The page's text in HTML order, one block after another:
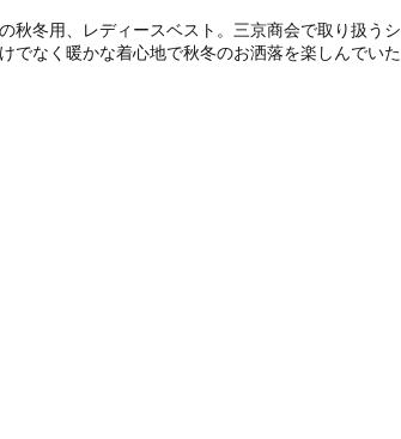
秋冬用、レディースベスト。三京商会で取り扱うシ
でなく暖かな着心地で秋冬のお洒落を楽しんでいた